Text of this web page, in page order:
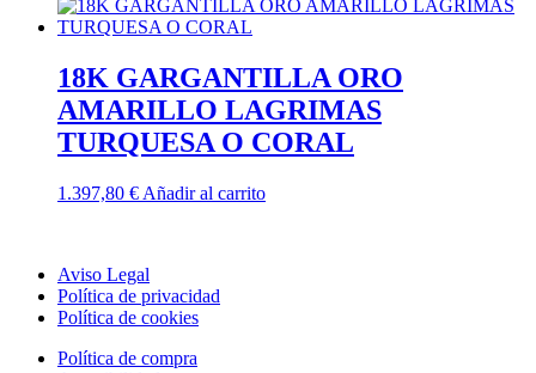
18K GARGANTILLA ORO
AMARILLO LAGRIMAS
TURQUESA O CORAL
1.397,80 € Añadir al carrito
Aviso Legal
Política de privacidad
Política de cookies
Política de compra